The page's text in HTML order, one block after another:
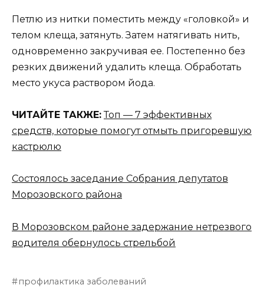
Петлю из нитки поместить между «головкой» и
телом клеща, затянуть. Затем натягивать нить,
одновременно закручивая ее. Постепенно без
резких движений удалить клеща. Обработать
место укуса раствором йода.
ЧИТАЙТЕ ТАКЖЕ: Топ — 7 эффективных
средств, которые помогут отмыть пригоревшую
кастрюлю
Состоялось заседание Собрания депутатов
Морозовского района
В Морозовском районе задержание нетрезвого
водителя обернулось стрельбой
профилактика заболеваний